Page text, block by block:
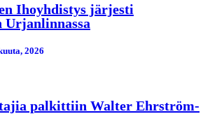
Ihoyhdistys järjesti
2026
palkittiin Walter Ehrström-